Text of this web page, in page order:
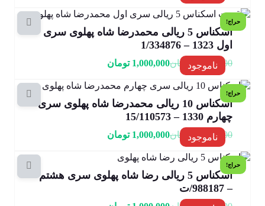
حراج!
ناموجود
اسکناس 5 ریالی محمدرضا شاه پهلوی سری
اول 1323 – 1/334876
2,000,000 تومان1,000,000 تومان
حراج!
ناموجود
اسکناس 10 ریالی محمدرضا شاه پهلوی سری
چهارم 1330 – 15/110573
1,500,000 تومان1,000,000 تومان
حراج!
اسکناس 5 ریالی رضا شاه پهلوی سری هشتم
– 988187/ت